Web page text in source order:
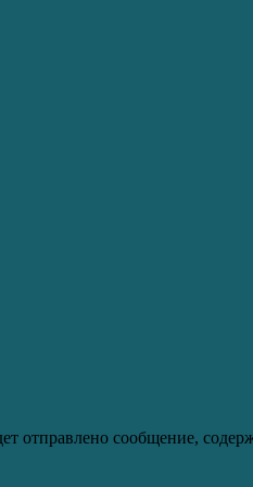
отправлено сообщение,